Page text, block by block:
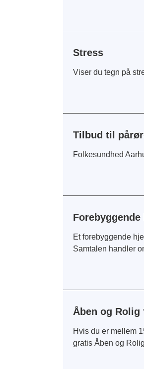
Stress
Viser du tegn på
Tilbud til
Folkesundhed
Et forebyggende
Samtalen handler
Åben og
Hvis du er mellem
gratis Åben og